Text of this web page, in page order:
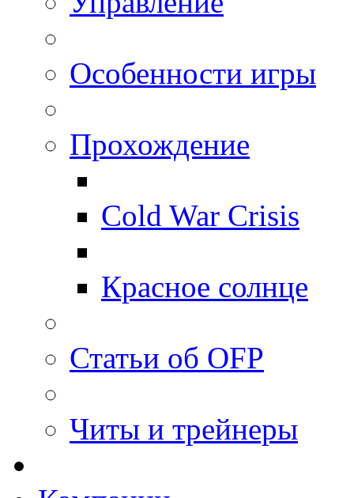
Особенности игры
Прохождение
Cold War Crisis
Красное солнце
Статьи об OFP
Читы и трейнеры